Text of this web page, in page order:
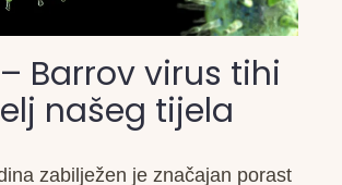
Barrov virus tihi
našeg tijela
zabilježen je značajan porast